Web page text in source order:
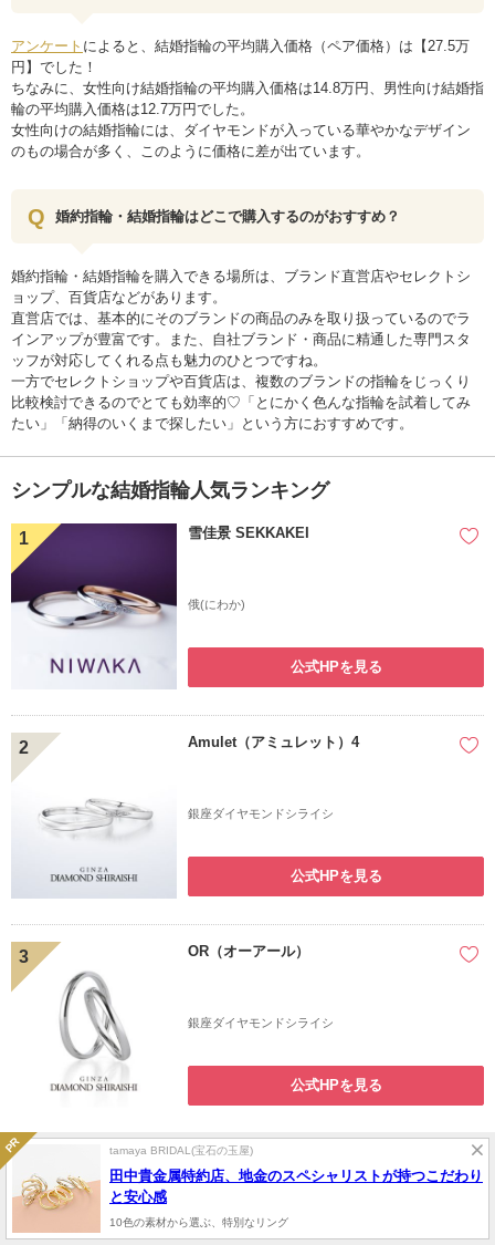
アンケート によると、結婚指輪の平均購入価格（ペア価格）は【27.5万
円】でした！
ちなみに、女性向け結婚指輪の平均購入価格は14.8万円、男性向け結婚指
輪の平均購入価格は12.7万円でした。
女性向けの結婚指輪には、ダイヤモンドが入っている華やかなデザイン
のもの場合が多く、このように価格に差が出ています。
婚約指輪・結婚指輪はどこで購入するのがおすすめ？
婚約指輪・結婚指輪を購入できる場所は、ブランド直営店やセレクトシ
ョップ、百貨店などがあります。
直営店では、基本的にそのブランドの商品のみを取り扱っているのでラ
インアップが豊富です。また、自社ブランド・商品に精通した専門スタ
ッフが対応してくれる点も魅力のひとつですね。
一方でセレクトショップや百貨店は、複数のブランドの指輪をじっくり
比較検討できるのでとても効率的♡「とにかく色んな指輪を試着してみ
たい」「納得のいくまで探したい」という方におすすめです。
シンプルな結婚指輪人気ランキング
1 雪佳景 SEKKAKEI
俄(にわか)
公式HPを見る
2 Amulet（アミュレット）4
銀座ダイヤモンドシライシ
公式HPを見る
3 OR（オーアール）
銀座ダイヤモンドシライシ
公式HPを見る
Tear of Lily（ティアオブリリー）
銀座ダイヤモンドシライシ
tamaya BRIDAL(宝石の玉屋)
田中貴金属特約店、地金のスペシャリストが持つこだわり
と安心感
10色の素材から選ぶ、特別なリング